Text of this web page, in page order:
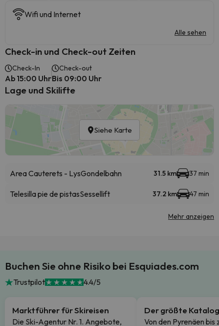
Wifi und Internet
Alle sehen
Check-in und Check-out Zeiten
Check-In
Ab 15:00 Uhr
Check-out
Bis 09:00 Uhr
Lage und Skilifte
Siehe Karte
Area Cauterets - LysGondelbahn 31.5 km 37 min
Telesilla pie de pistasSessellift 37.2 km 47 min
Mehr anzeigen
Buchen Sie ohne Risiko bei Esquiades.com
Trustpilot 4.4/5
Marktführer für Skireisen
Die Ski-Agentur Nr. 1. Angebote,
Der größte Katalog
Von den Pyrenäen bis